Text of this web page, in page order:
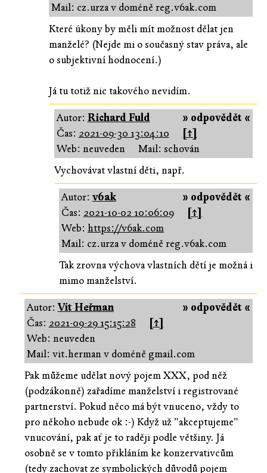
Mail: cz.urza v doméně reg.v6ak.com
Které úkony by měli mít možnost dělat jen
manželé? (Nejde mi o současný stav práva, ale
o subjektivní hodnocení.)
Já tu totiž nic takového nevidím.
» odpovědět «
Autor: Richard Fuld
Čas: 2021-09-30 13:04:10
[↑]
Web: neuveden
Mail: schován
Vychovávat vlastní děti, např.
» odpovědět «
Autor: v6ak
Čas: 2021-10-02 10:06:09
[↑]
Web: https://v6ak.com
Mail: cz.urza v doméně reg.v6ak.com
Tak zrovna výchova vlastních dětí je možná i
mimo manželství.
» odpovědět «
Autor:Vít Heřman
Čas: 2021-09-29 15:15:28
[↑]
Web: neuveden
Mail: vit.herman v doméně gmail.com
Pak můžeme udělat nový pojem XXX, pod něž
(podzákonně) zařadíme manželství i registrované
partnerství. Pokud něco má být vnuceno, vždy to
pro někoho nebude ok :-) Když už "akceptujeme"
vnucování, pak ať je to raději podle většiny. Já
osobně se v tomto přikláním ke konzervativcům
(tedy zachovat ze symbolických důvodů pojem